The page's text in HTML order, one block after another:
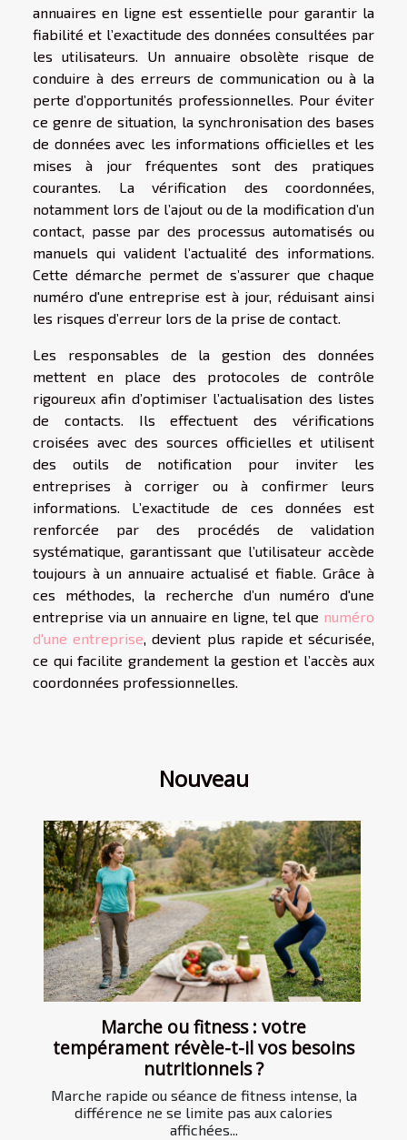
annuaires en ligne est essentielle pour garantir la
fiabilité et l’exactitude des données consultées par
les utilisateurs. Un annuaire obsolète risque de
conduire à des erreurs de communication ou à la
perte d’opportunités professionnelles. Pour éviter
ce genre de situation, la synchronisation des bases
de données avec les informations officielles et les
mises à jour fréquentes sont des pratiques
courantes. La vérification des coordonnées,
notamment lors de l’ajout ou de la modification d’un
contact, passe par des processus automatisés ou
manuels qui valident l’actualité des informations.
Cette démarche permet de s’assurer que chaque
numéro d'une entreprise est à jour, réduisant ainsi
les risques d’erreur lors de la prise de contact.
Les responsables de la gestion des données
mettent en place des protocoles de contrôle
rigoureux afin d’optimiser l’actualisation des listes
de contacts. Ils effectuent des vérifications
croisées avec des sources officielles et utilisent
des outils de notification pour inviter les
entreprises à corriger ou à confirmer leurs
informations. L’exactitude de ces données est
renforcée par des procédés de validation
systématique, garantissant que l’utilisateur accède
toujours à un annuaire actualisé et fiable. Grâce à
ces méthodes, la recherche d’un numéro d'une
entreprise via un annuaire en ligne, tel que numéro
d'une entreprise, devient plus rapide et sécurisée,
ce qui facilite grandement la gestion et l’accès aux
coordonnées professionnelles.
Nouveau
Marche ou fitness : votre
tempérament révèle-t-il vos besoins
nutritionnels ?
Marche rapide ou séance de fitness intense, la
différence ne se limite pas aux calories
affichées...